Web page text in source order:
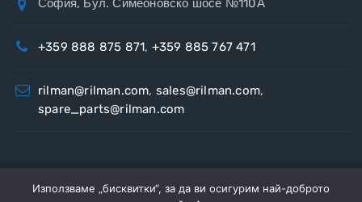
София, Бул. Симеоновско шосе №110А
+359 888 875 871, +359 885 767 471
rilman@rilman.com, sales@rilman.com,
spare_parts@rilman.com
Copyright © 2026РилманВсички права запазени.
Използваме „бисквитки“, за да ви осигурим най-доброто